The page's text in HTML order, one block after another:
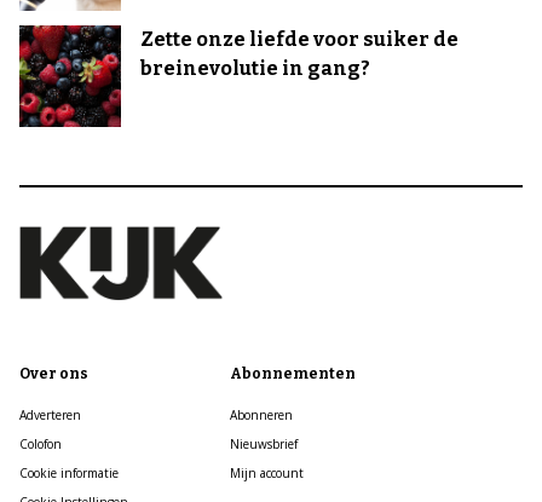
Zette onze liefde voor suiker de
breinevolutie in gang?
Over ons
Adverteren
Colofon
Cookie informatie
Abonnementen
Abonneren
Nieuwsbrief
Mijn account